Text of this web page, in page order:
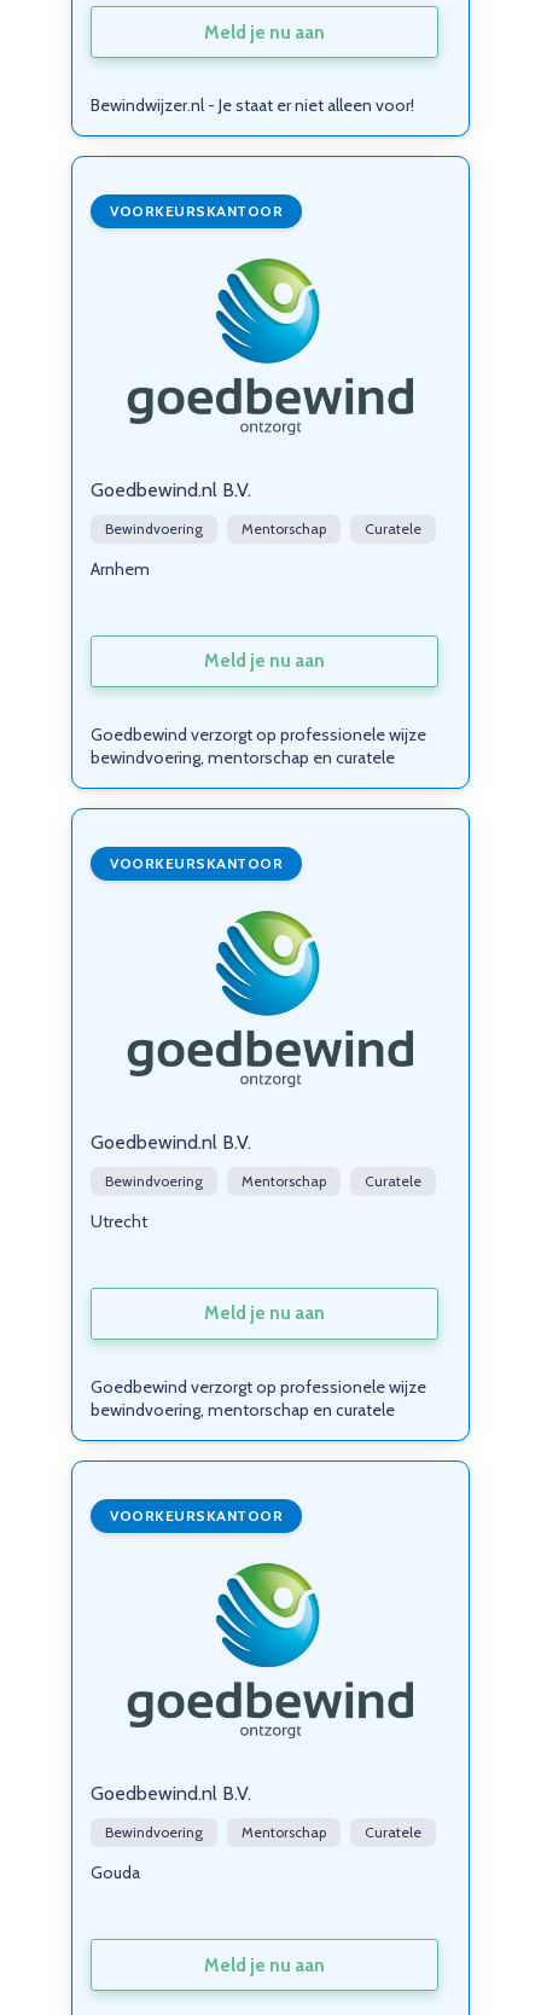
Meld je nu aan
Bewindwijzer.nl - Je staat er niet alleen voor!
VOORKEURSKANTOOR
Goedbewind.nl B.V.
Bewindvoering Mentorschap Curatele
Arnhem
Meld je nu aan
Goedbewind verzorgt op professionele wijze
bewindvoering, mentorschap en curatele
VOORKEURSKANTOOR
Goedbewind.nl B.V.
Bewindvoering Mentorschap Curatele
Utrecht
Meld je nu aan
Goedbewind verzorgt op professionele wijze
bewindvoering, mentorschap en curatele
VOORKEURSKANTOOR
Goedbewind.nl B.V.
Bewindvoering Mentorschap Curatele
Gouda
Meld je nu aan